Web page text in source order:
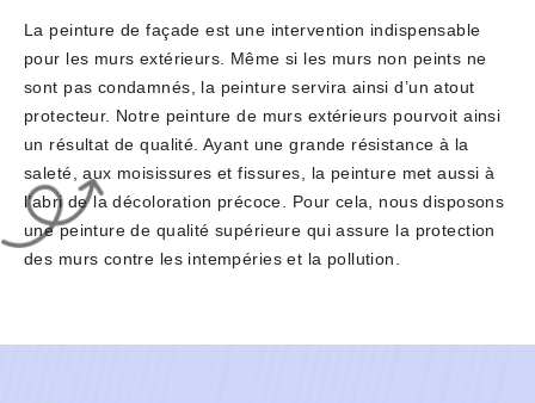
La peinture de façade est une intervention indispensable
pour les murs extérieurs. Même si les murs non peints ne
sont pas condamnés, la peinture servira ainsi d’un atout
protecteur. Notre peinture de murs extérieurs pourvoit ainsi
un résultat de qualité. Ayant une grande résistance à la
saleté, aux moisissures et fissures, la peinture met aussi à
l’abri de la décoloration précoce. Pour cela, nous disposons
une peinture de qualité supérieure qui assure la protection
des murs contre les intempéries et la pollution.